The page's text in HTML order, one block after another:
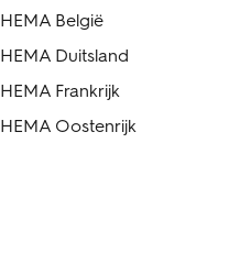
HEMA België
HEMA Duitsland
HEMA Frankrijk
HEMA Oostenrijk